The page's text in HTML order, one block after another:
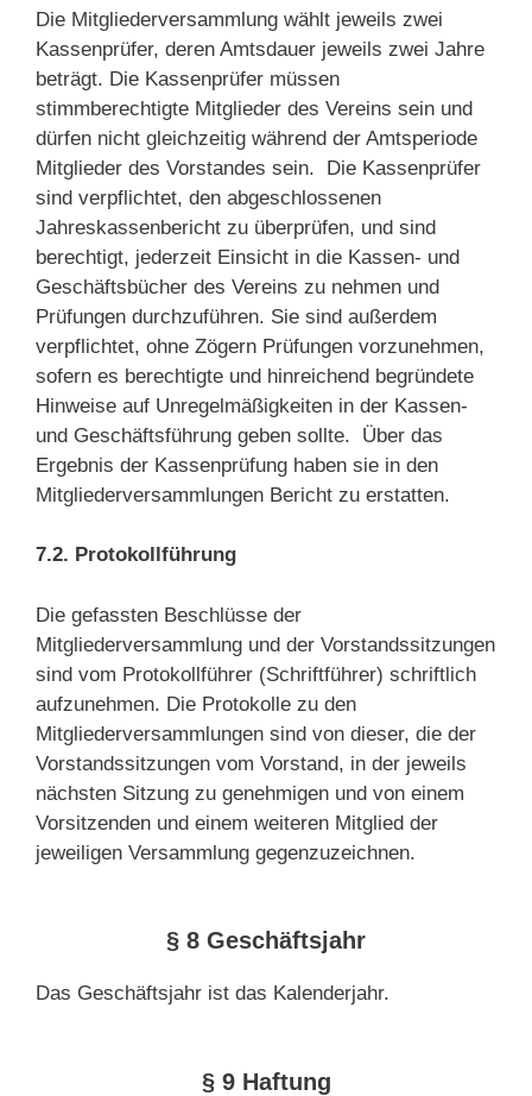
Die Mitgliederversammlung wählt jeweils zwei
Kassenprüfer, deren Amtsdauer jeweils zwei Jahre
beträgt. Die Kassenprüfer müssen
stimmberechtigte Mitglieder des Vereins sein und
dürfen nicht gleichzeitig während der Amtsperiode
Mitglieder des Vorstandes sein. Die Kassenprüfer
sind verpflichtet, den abgeschlossenen
Jahreskassenbericht zu überprüfen, und sind
berechtigt, jederzeit Einsicht in die Kassen- und
Geschäftsbücher des Vereins zu nehmen und
Prüfungen durchzuführen. Sie sind außerdem
verpflichtet, ohne Zögern Prüfungen vorzunehmen,
sofern es berechtigte und hinreichend begründete
Hinweise auf Unregelmäßigkeiten in der Kassen-
und Geschäftsführung geben sollte. Über das
Ergebnis der Kassenprüfung haben sie in den
Mitgliederversammlungen Bericht zu erstatten.
7.2. Protokollführung
Die gefassten Beschlüsse der
Mitgliederversammlung und der Vorstandssitzungen
sind vom Protokollführer (Schriftführer) schriftlich
aufzunehmen. Die Protokolle zu den
Mitgliederversammlungen sind von dieser, die der
Vorstandssitzungen vom Vorstand, in der jeweils
nächsten Sitzung zu genehmigen und von einem
Vorsitzenden und einem weiteren Mitglied der
jeweiligen Versammlung gegenzuzeichnen.
§ 8 Geschäftsjahr
Das Geschäftsjahr ist das Kalenderjahr.
§ 9 Haftung